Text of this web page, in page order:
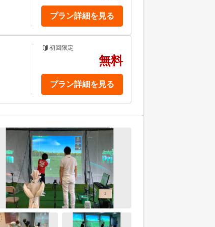
プラン詳細を見る
初回限定
無料
プラン詳細を見る